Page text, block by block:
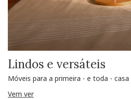
Lindos e versáteis
Móveis para a primeira - e toda - casa
Vem ver